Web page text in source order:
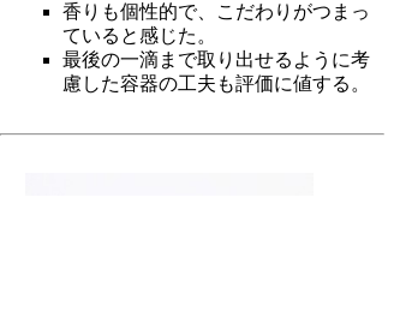
香りも個性的で、こだわりがつまっ
ていると感じた。
最後の一滴まで取り出せるように考
慮した容器の工夫も評価に値する。